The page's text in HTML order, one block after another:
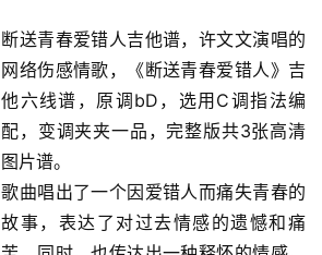
断送青春爱错人吉他谱，许文文演唱的
网络伤感情歌，《断送青春爱错人》吉
他六线谱，原调bD，选用C调指法编
配，变调夹夹一品，完整版共3张高清
图片谱。
歌曲唱出了一个因爱错人而痛失青春的
故事，表达了对过去情感的遗憾和痛